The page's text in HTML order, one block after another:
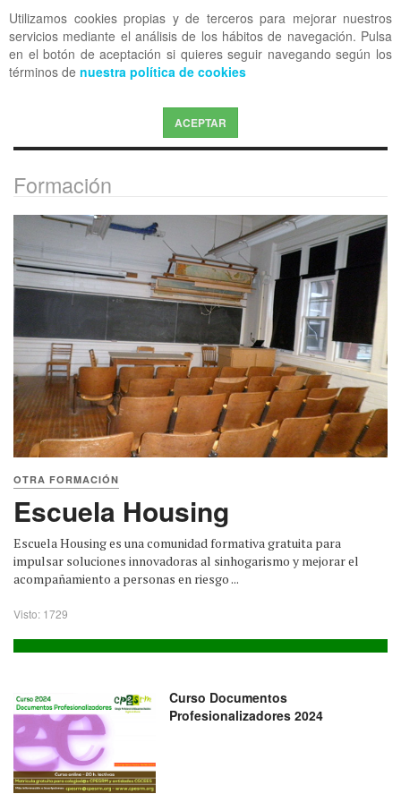
Utilizamos cookies propias y de terceros para mejorar nuestros
servicios mediante el análisis de los hábitos de navegación. Pulsa
en el botón de aceptación si quieres seguir navegando según los
términos de nuestra política de cookies
ACEPTAR
OFF CANVAS
Formación
OTRA FORMACIÓN
Escuela Housing
Escuela Housing es una comunidad formativa gratuita para
impulsar soluciones innovadoras al sinhogarismo y mejorar el
acompañamiento a personas en riesgo ...
Visto: 1729
Curso Documentos
Profesionalizadores 2024